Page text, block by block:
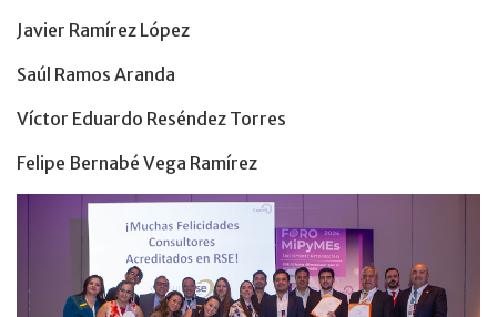
Javier Ramírez López
Saúl Ramos Aranda
Víctor Eduardo Reséndez Torres
Felipe Bernabé Vega Ramírez